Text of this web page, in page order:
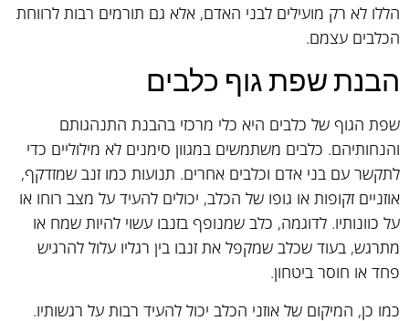
הללו לא רק מועילים לבני האדם, אלא גם תורמים רבות לרווחת
הכלבים עצמם.
הבנת שפת גוף כלבים
שפת הגוף של כלבים היא כלי מרכזי בהבנת התנהגותם
והנחותיהם. כלבים משתמשים במגוון סימנים לא מילוליים כדי
לתקשר עם בני אדם וכלבים אחרים. תנועות כמו זנב שמזדקף,
אוזניים זקופות או גופו של הכלב, יכולים להעיד על מצב רוחו או
על כוונותיו. לדוגמה, כלב שמנופף בזנבו עשוי להיות שמח או
מתרגש, בעוד שכלב שמקפל את זנבו בין רגליו עלול להרגיש
פחד או חוסר ביטחון.
כמו כן, המיקום של אוזני הכלב יכול להעיד רבות על רגשותיו.